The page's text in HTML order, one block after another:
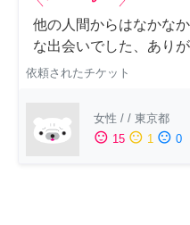
他の人間からはなかな
な出会いでした、あり
依頼されたチケット
女性 / / 東京都
sentiment_satisfied 15 sentiment_neutral 1 sentiment_dissatisfied 0